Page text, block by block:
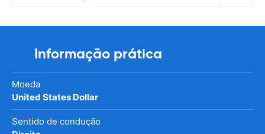
Informação prática
Moeda
United States Dollar
Sentido de condução